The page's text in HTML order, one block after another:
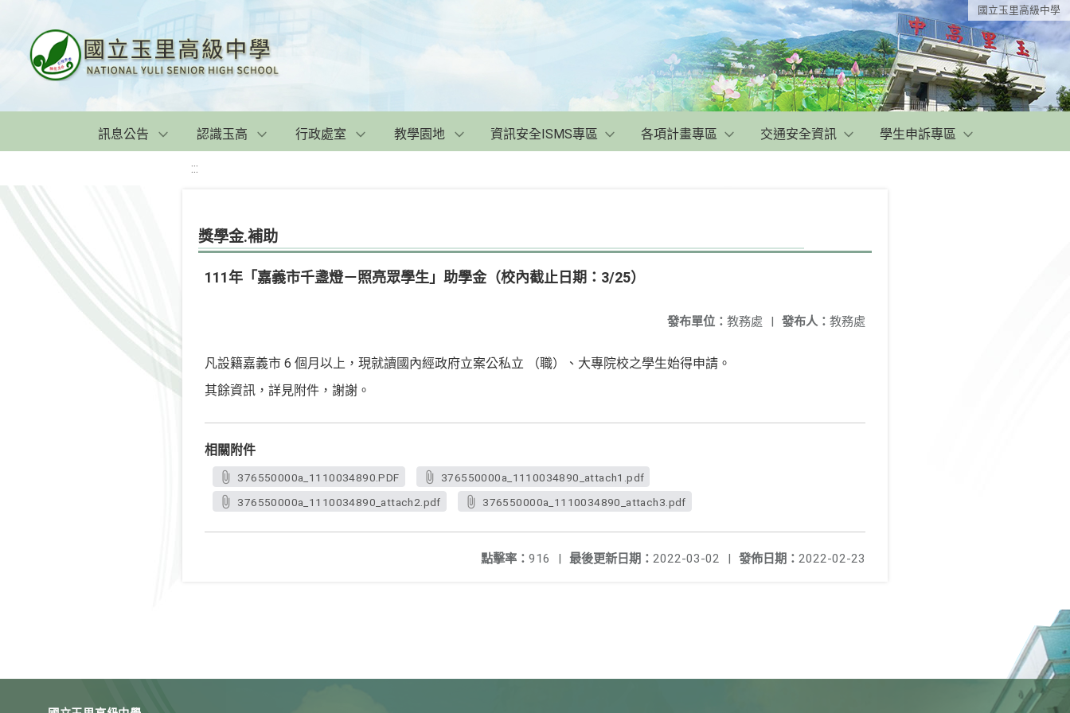
國立玉里高級中學
訊息公告 認識玉高 行政處室 教學園地 資訊安全ISMS專區 各項計畫專區 交通安全資訊 學生申訴專區
:::
獎學金.補助
111年「嘉義市千盞燈－照亮眾學生」助學金（校內截止日期：3/25）
發布人： 教務處
發布單位： 教務處 |
凡設籍嘉義市 6 個月以上，現就讀國內經政府立案公私立 （職）、大專院校之學生始得申請。
其餘資訊，詳見附件，謝謝。
相關附件
376550000a_1110034890.PDF
376550000a_1110034890_attach1.pdf
376550000a_1110034890_attach2.pdf
376550000a_1110034890_attach3.pdf
發佈日期： 2022-02-23
最後更新日期： 2022-03-02 |
點擊率： 916 |